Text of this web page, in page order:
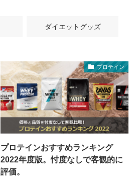
ダイエットグッズ
プロテイン
プロテインおすすめランキング
2022年度版。忖度なしで客観的に
評価。